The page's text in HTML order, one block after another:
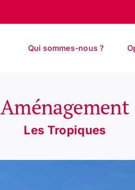
Qui sommes-nous ?
Aménagement
Les Tropiques